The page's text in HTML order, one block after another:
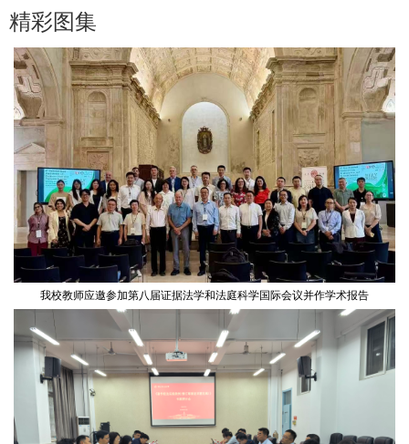
精彩图集
我校教师应邀参加第八届证据法学和法庭科学国际会议并作学术报告